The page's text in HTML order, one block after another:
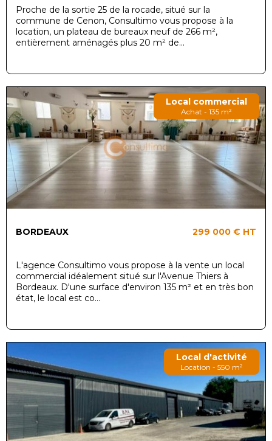
Proche de la sortie 25 de la rocade, situé sur la
commune de Cenon, Consultimo vous propose à la
location, un plateau de bureaux neuf de 266 m²,
entièrement aménagés plus 20 m² de...
Local commercial
Achat - 135 m²
BORDEAUX 299 000 € HT
L'agence Consultimo vous propose à la vente un local
commercial idéalement situé sur l'Avenue Thiers à
Bordeaux. D'une surface d'environ 135 m² et en très bon
état, le local est co...
Local d'activité
Location - 550 m²